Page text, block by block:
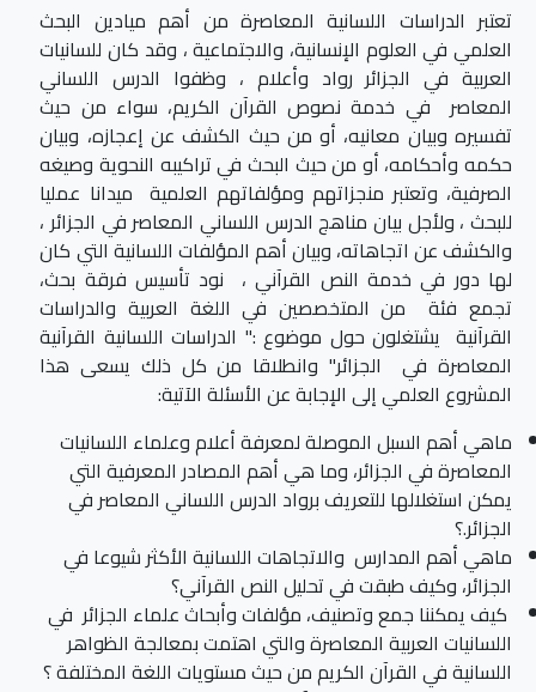
تعتبر الدراسات اللسانية المعاصرة من أهم ميادين البحث
العلمي في العلوم الإنسانية، والاجتماعية ، وقد كان للسانيات
العربية في الجزائر رواد وأعلام ، وظفوا الدرس اللساني
المعاصر في خدمة نصوص القرآن الكريم، سواء من حيث
تفسيره وبيان معانيه، أو من حيث الكشف عن إعجازه، وبيان
حكمه وأحكامه، أو من حيث البحث في تراكيبه النحوية وصيغه
الصرفية، وتعتبر منجزاتهم ومؤلفاتهم العلمية ميدانا عمليا
للبحث ، ولأجل بيان مناهج الدرس اللساني المعاصر في الجزائر ،
والكشف عن اتجاهاته، وبيان أهم المؤلفات اللسانية التي كان
لها دور في خدمة النص القرآني ، نود تأسيس فرقة بحث،
تجمع فئة من المتخصصين في اللغة العربية والدراسات
القرآنية يشتغلون حول موضوع :" الدراسات اللسانية القرآنية
المعاصرة في الجزائر" وانطلاقا من كل ذلك يسعى هذا
المشروع العلمي إلى الإجابة عن الأسئلة الآتية:
ماهي أهم السبل الموصلة لمعرفة أعلام وعلماء اللسانيات
المعاصرة في الجزائر، وما هي أهم المصادر المعرفية التي
يمكن استغلالها للتعريف برواد الدرس اللساني المعاصر في
الجزائر.؟
ماهي أهم المدارس والاتجاهات اللسانية الأكثر شيوعا في
الجزائر، وكيف طبقت في تحليل النص القرآني؟
كيف يمكننا جمع وتصنيف، مؤلفات وأبحاث علماء الجزائر في
اللسانيات العربية المعاصرة والتي اهتمت بمعالجة الظواهر
اللسانية في القرآن الكريم من حيث مستويات اللغة المختلفة ؟